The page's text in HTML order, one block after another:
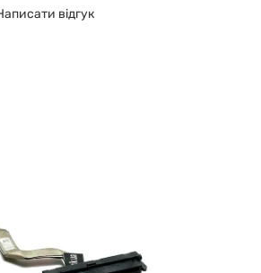
відгук